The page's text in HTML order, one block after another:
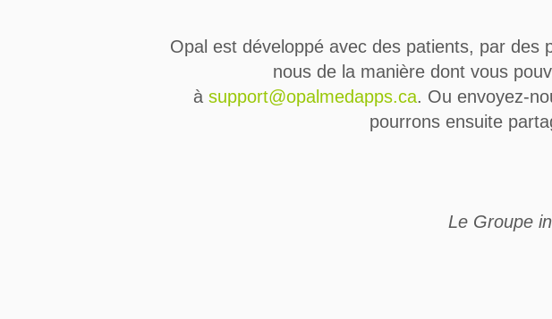
Opal est développé avec des patients, par
nous de la manière dont vous
à support@opalmedapps.ca. Ou envoyez-
pourrons ensuite
Le Groupe